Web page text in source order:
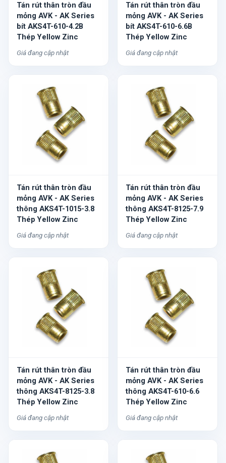
Tán rút thân tròn đầu
mỏng AVK - AK Series
bít AKS4T-610-4.2B
Thép Yellow Zinc
Giá đang cập nhật
Tán rút thân tròn đầu
mỏng AVK - AK Series
bít AKS4T-610-6.6B
Thép Yellow Zinc
Giá đang cập nhật
Tán rút thân tròn đầu
mỏng AVK - AK Series
thông AKS4T-1015-3.8
Thép Yellow Zinc
Giá đang cập nhật
Tán rút thân tròn đầu
mỏng AVK - AK Series
thông AKS4T-8125-7.9
Thép Yellow Zinc
Giá đang cập nhật
Tán rút thân tròn đầu
mỏng AVK - AK Series
thông AKS4T-8125-3.8
Thép Yellow Zinc
Giá đang cập nhật
Tán rút thân tròn đầu
mỏng AVK - AK Series
thông AKS4T-610-6.6
Thép Yellow Zinc
Giá đang cập nhật